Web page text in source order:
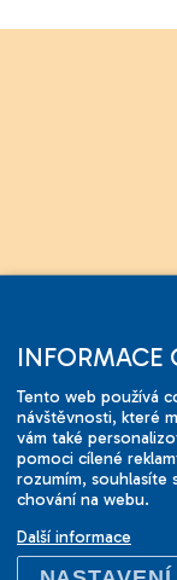
INFORMACE
Tento web používá
návštěvnosti, které
vám také
pomoci cílené
rozumím, souhlasíte
chování na webu.
Další informace